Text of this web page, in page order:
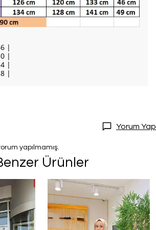
|
|
|
|
Yorum Yap
yapılmamış.
Ürünler